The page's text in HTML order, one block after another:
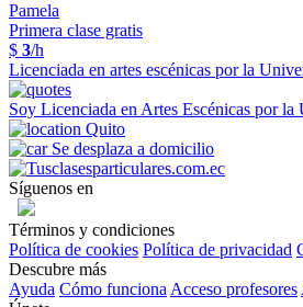
Pamela
Primera clase gratis
$ 3/h
Licenciada en artes escénicas por la
Soy Licenciada en Artes Escénicas por
Quito
Se desplaza a domicilio
Síguenos en
Términos y condiciones
Política de cookies Política de privacidad
Descubre más
Ayuda Cómo funcionaAcceso profesores